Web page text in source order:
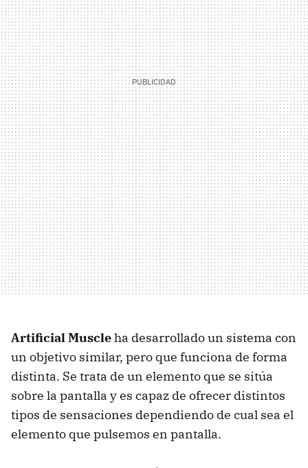
Artificial Muscleha desarrollado un sistema con
un objetivo similar, pero que funciona de forma
distinta. Se trata de un elemento que se sitúa
sobre la pantalla y es capaz de ofrecer distintos
tipos de sensaciones dependiendo de cual sea el
elemento que pulsemos en pantalla.